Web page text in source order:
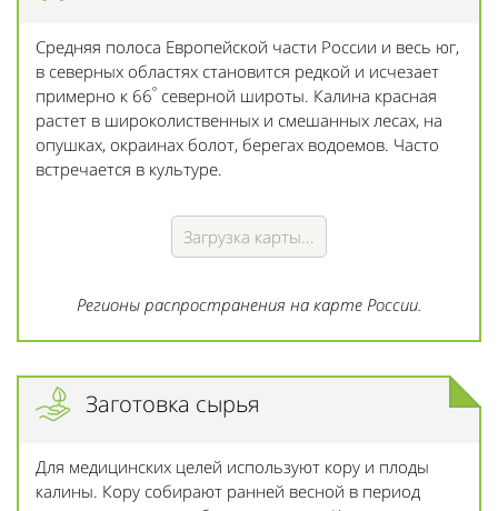
Средняя полоса Европейской части России и весь юг,
в северных областях становится редкой и исчезает
примерно к 66º северной широты. Калина красная
растет в широколиственных и смешанных лесах, на
опушках, окраинах болот, берегах водоемов. Часто
встречается в культуре.
Загрузка карты...
Регионы распространения на карте России.
Заготовка сырья
Для медицинских целей используют кору и плоды
калины. Кору собирают ранней весной в период